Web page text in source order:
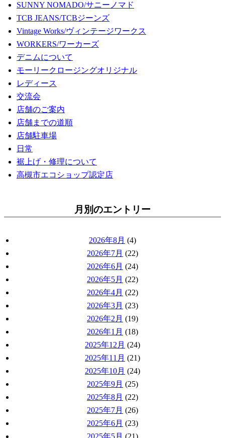
SUNNY NOMADO/サニーノマド
TCB JEANS/TCBジーンズ
Vintage Works/ヴィンテージワークス
WORKERS/ワーカーズ
デニムについて
モーリークロージングオリジナル
レディース
交流会
店舗のご案内
店舗までの道順
店舗駐車場
日常
裾上げ・修理について
高槻市エコショップ認定店
月別のエントリー
2026年8月 (4)
2026年7月 (22)
2026年6月 (24)
2026年5月 (22)
2026年4月 (22)
2026年3月 (23)
2026年2月 (19)
2026年1月 (18)
2025年12月 (24)
2025年11月 (21)
2025年10月 (24)
2025年9月 (25)
2025年8月 (22)
2025年7月 (26)
2025年6月 (23)